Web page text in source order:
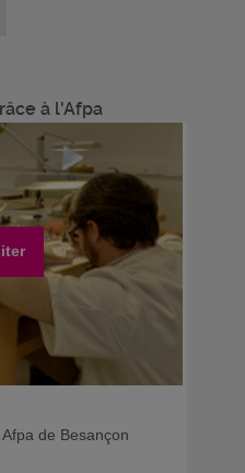
à l'Afpa
de Besançon